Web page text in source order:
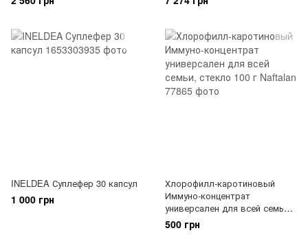
INELDEA Суплефер 30 капсул
1 000 грн
Хлорофилл-каротиновый
Иммуно-концентрат
универсален для всей семьи,
стекло 100 г Naftalan
500 грн